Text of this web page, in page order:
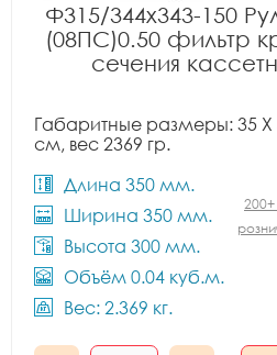
Ф315/344x343-150
(08ПС)0.50 фильтр
сечения
Габаритные размеры: 35 X
см, вес 2369 гр.
Длина 350 мм.
Ширина 350 мм.
Высота 300 мм.
Объём 0.04 куб.м.
Вес: 2.369 кг.